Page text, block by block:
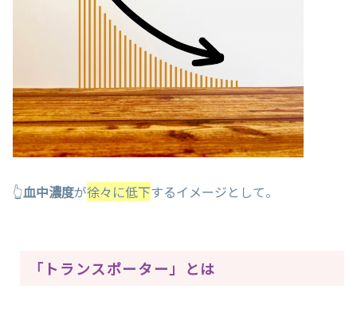
👆血中濃度が徐々に低下するイメージとして。
「トランスポーター」とは